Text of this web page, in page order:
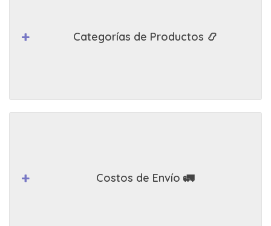
Categorías de Productos 📿
Costos de Envío 🚛